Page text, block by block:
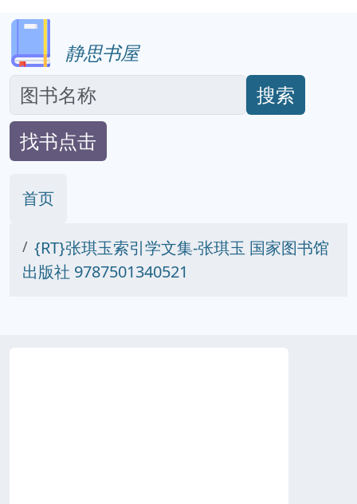
静思书屋
搜索
找书点击
首页
{RT}张琪玉索引学文集-张琪玉 国家图书馆
出版社 9787501340521